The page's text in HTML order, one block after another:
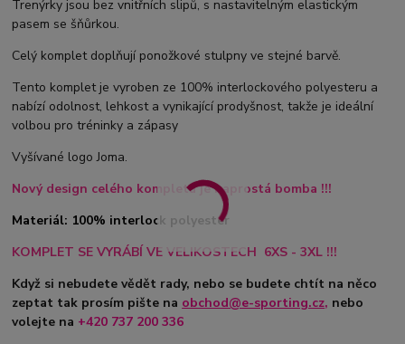
Trenýrky jsou bez vnitřních slipů, s nastavitelným elastickým
pasem se šňůrkou.
Celý komplet doplňují ponožkové stulpny ve stejné barvě.
Tento komplet je vyroben ze 100% interlockového polyesteru a
nabízí odolnost, lehkost a vynikající prodyšnost, takže je ideální
volbou pro tréninky a zápasy
Vyšívané logo Joma.
Nový design celého kompletu je naprostá bomba !!!
Materiál: 100% interlock polyester
KOMPLET SE VYRÁBÍ VE VELIKOSTECH 6XS - 3XL !!!
Když si nebudete vědět rady, nebo se budete chtít na něco
zeptat tak prosím pište na obchod@e-sporting.cz, nebo
volejte na +420 737 200 336